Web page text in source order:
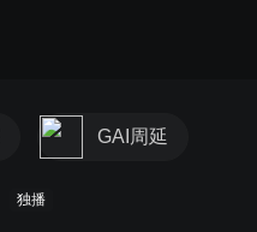
GAI周延
独播